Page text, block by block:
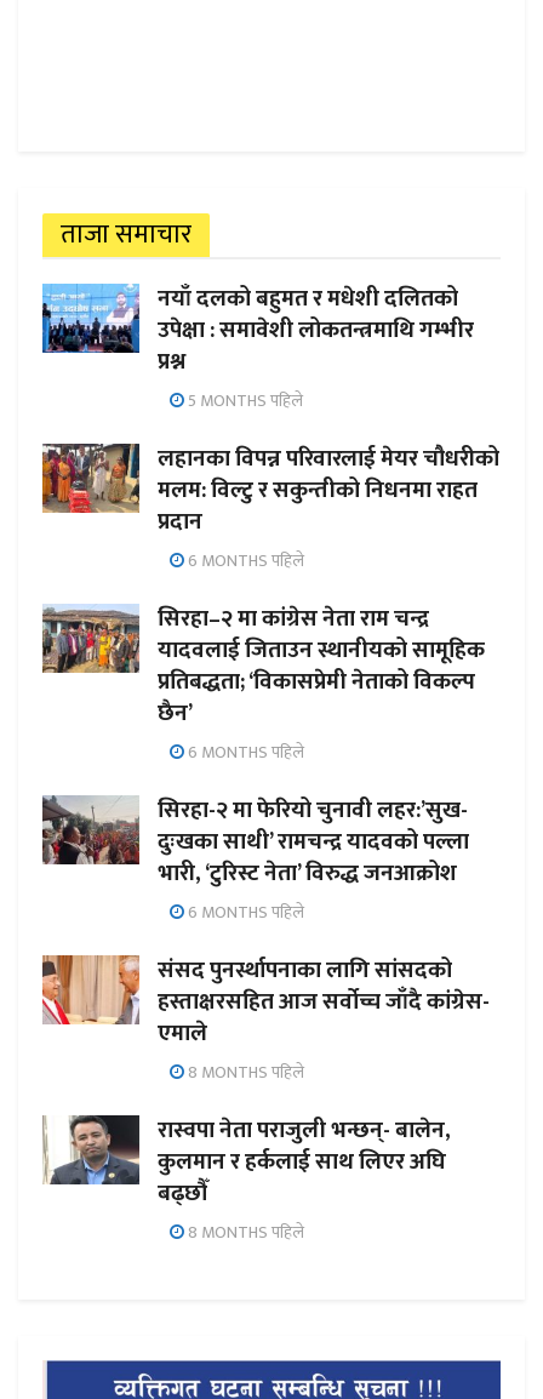
ताजा समाचार
नयाँ दलको बहुमत र मधेशी दलितको
उपेक्षा : समावेशी लोकतन्त्रमाथि गम्भीर
प्रश्न
5 MONTHS पहिले
लहानका विपन्न परिवारलाई मेयर चौधरीको
मलम: विल्टु र सकुन्तीको निधनमा राहत
प्रदान
6 MONTHS पहिले
सिरहा–२ मा कांग्रेस नेता राम चन्द्र
यादवलाई जिताउन स्थानीयको सामूहिक
प्रतिबद्धता; ‘विकासप्रेमी नेताको विकल्प
छैन’
6 MONTHS पहिले
सिरहा-२ मा फेरियो चुनावी लहर:’सुख-
दुःखका साथी’ रामचन्द्र यादवको पल्ला
भारी, ‘टुरिस्ट नेता’ विरुद्ध जनआक्रोश
6 MONTHS पहिले
संसद पुनर्स्थापनाका लागि सांसदको
हस्ताक्षरसहित आज सर्वोच्च जाँदै कांग्रेस-
एमाले
8 MONTHS पहिले
रास्वपा नेता पराजुली भन्छन्- बालेन,
कुलमान र हर्कलाई साथ लिएर अघि
बढ्छौँ
8 MONTHS पहिले